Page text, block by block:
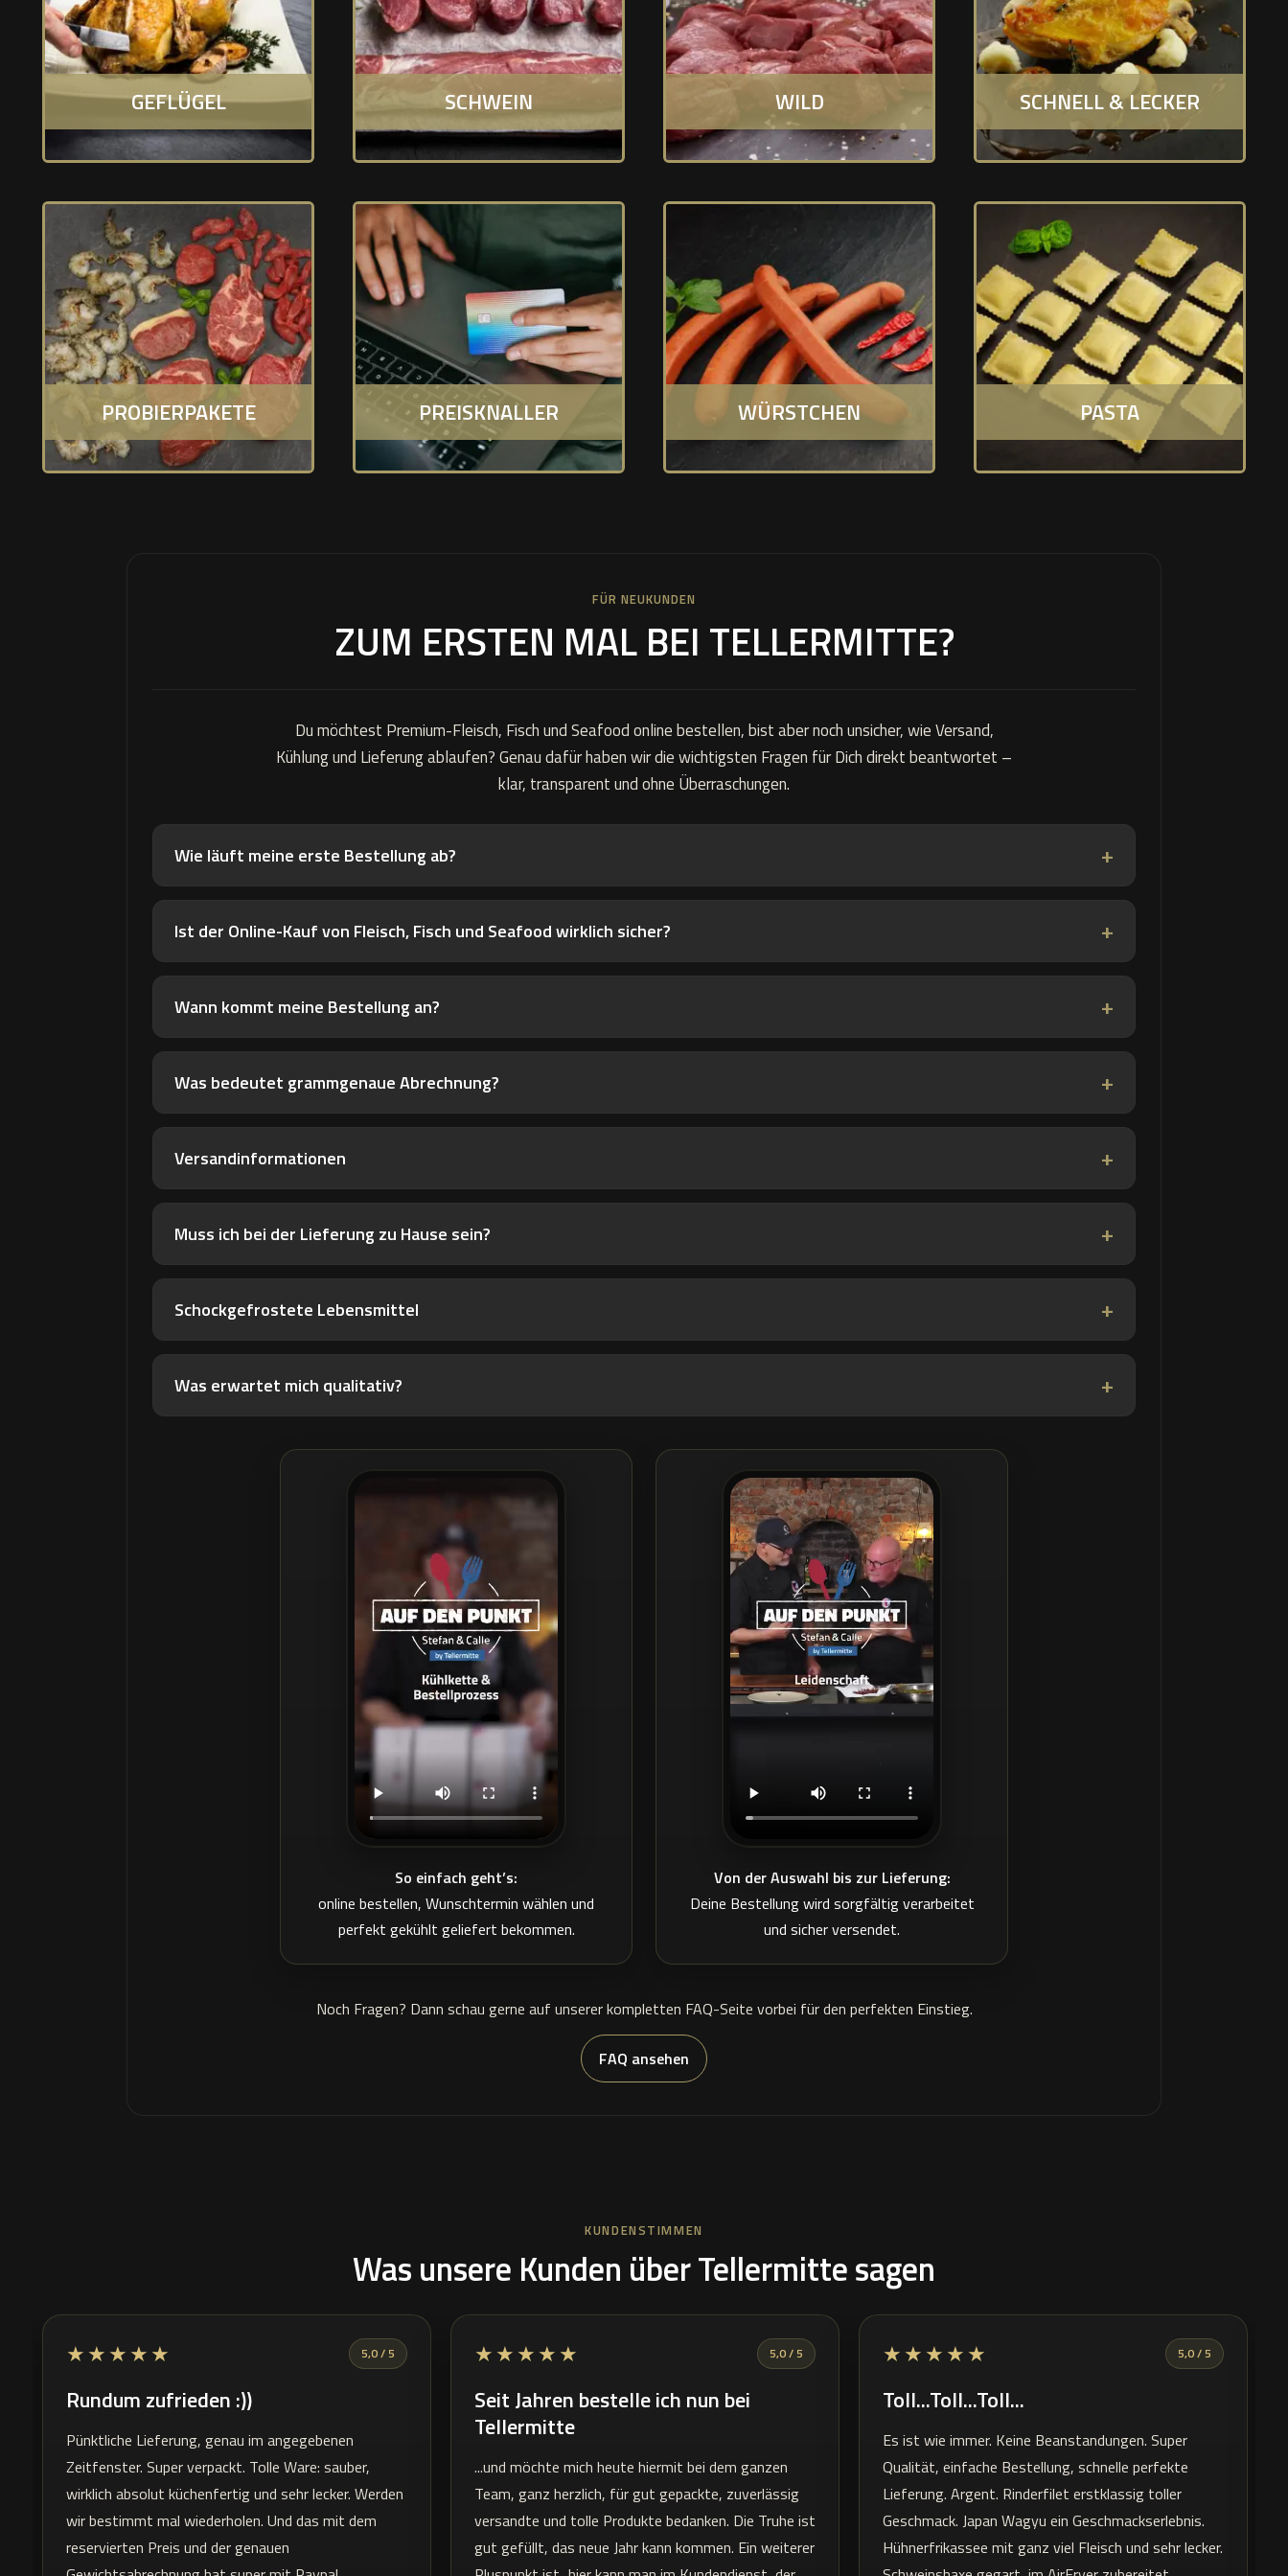
GEFLÜGEL SCHWEIN WILD SCHNELL & LECKER
PROBIERPAKETE PREISKNALLER WÜRSTCHEN PASTA
FÜR NEUKUNDEN
ZUM ERSTEN MAL BEI TELLERMITTE?
Du möchtest Premium-Fleisch, Fisch und Seafood online bestellen, bist aber noch unsicher, wie Versand,
Kühlung und Lieferung ablaufen? Genau dafür haben wir die wichtigsten Fragen für Dich direkt beantwortet –
klar, transparent und ohne Überraschungen.
Wie läuft meine erste Bestellung ab?
Ist der Online-Kauf von Fleisch, Fisch und Seafood wirklich sicher?
Wann kommt meine Bestellung an?
Was bedeutet grammgenaue Abrechnung?
Versandinformationen
Muss ich bei der Lieferung zu Hause sein?
Schockgefrostete Lebensmittel
Was erwartet mich qualitativ?
So einfach geht’s:
online bestellen, Wunschtermin wählen und
perfekt gekühlt geliefert bekommen.
Von der Auswahl bis zur Lieferung:
Deine Bestellung wird sorgfältig verarbeitet
und sicher versendet.
Noch Fragen? Dann schau gerne auf unserer kompletten FAQ-Seite vorbei für den perfekten Einstieg.
FAQ ansehen
KUNDENSTIMMEN
Was unsere Kunden über Tellermitte sagen
★★★★★ 5,0 / 5
Rundum zufrieden :))
Pünktliche Lieferung, genau im angegebenen
Zeitfenster. Super verpackt. Tolle Ware: sauber,
wirklich absolut küchenfertig und sehr lecker. Werden
wir bestimmt mal wiederholen. Und das mit dem
reservierten Preis und der genauen
★★★★★ 5,0 / 5
Seit Jahren bestelle ich nun bei
Tellermitte
...und möchte mich heute hiermit bei dem ganzen
Team, ganz herzlich, für gut gepackte, zuverlässig
versandte und tolle Produkte bedanken. Die Truhe ist
gut gefüllt, das neue Jahr kann kommen. Ein weiterer
★★★★★ 5,0 / 5
Toll...Toll...Toll...
Es ist wie immer. Keine Beanstandungen. Super
Qualität, einfache Bestellung, schnelle perfekte
Lieferung. Argent. Rinderfilet erstklassig toller
Geschmack. Japan Wagyu ein Geschmackserlebnis.
Hühnerfrikassee mit ganz viel Fleisch und sehr lecker.